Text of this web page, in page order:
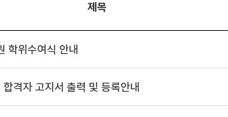
제목
학위수여식 안내
격자 고지서 출력 및 등록안내